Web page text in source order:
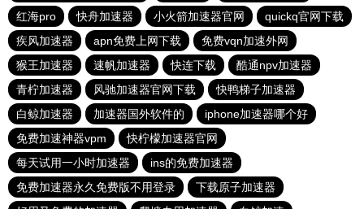
红海pro
快舟加速器 小火箭加速器官网
quickq官网下载
疾风加速器
apn免费上网下载
免费vqn加速外网
猴王加速器
速帆加速器 快连下载
酷通npv加速器
青柠加速器
风驰加速器官网下载
快鸭梯子加速器
白鲸加速器
加速器国外软件的
iphone加速器哪个好
免费加速神器vpm
快柠檬加速器官网
每天试用一小时加速器
ins的免费加速器
免费加速器永久免费版不用登录
下载原子加速器